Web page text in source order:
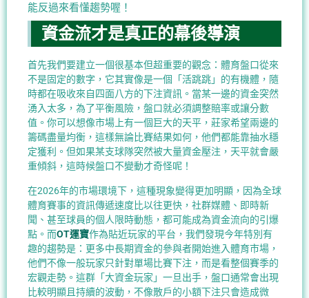
能反過來看懂趨勢喔！
資金流才是真正的幕後導演
首先我們要建立一個很基本但超重要的觀念：體育盤口從來
不是固定的數字，它其實像是一個「活跳跳」的有機體，隨
時都在吸收來自四面八方的下注資訊。當某一邊的資金突然
湧入太多，為了平衡風險，盤口就必須調整賠率或讓分數
值。你可以想像市場上有一個巨大的天平，莊家希望兩邊的
籌碼盡量均衡，這樣無論比賽結果如何，他們都能靠抽水穩
定獲利。但如果某支球隊突然被大量資金壓注，天平就會嚴
重傾斜，這時候盤口不變動才奇怪呢！
在2026年的市場環境下，這種現象變得更加明顯，因為全球
體育賽事的資訊傳遞速度比以往更快，社群媒體、即時新
聞、甚至球員的個人限時動態，都可能成為資金流向的引爆
點。而OT運寶作為貼近玩家的平台，我們發現今年特別有
趣的趨勢是：更多中長期資金的參與者開始進入體育市場，
他們不像一般玩家只針對單場比賽下注，而是看整個賽季的
宏觀走勢。這群「大資金玩家」一旦出手，盤口通常會出現
比較明顯且持續的波動，不像散戶的小額下注只會造成微